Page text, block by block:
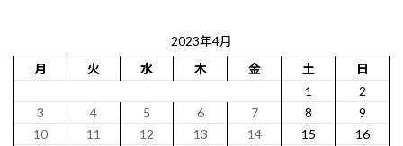
2023年4月
月
火 水 木 金 土
日
1
2
3
4 5 6 7 8
9
10
11 12 13 14 15
16